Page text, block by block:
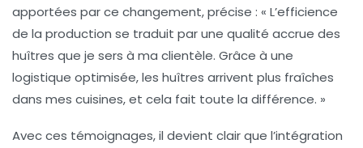
apportées par ce changement, précise : « L’efficience
de la production se traduit par une qualité accrue des
huîtres que je sers à ma clientèle. Grâce à une
logistique optimisée, les huîtres arrivent plus fraîches
dans mes cuisines, et cela fait toute la différence. »
Avec ces témoignages, il devient clair que l’intégration